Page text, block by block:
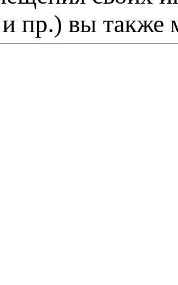
пр.) вы также